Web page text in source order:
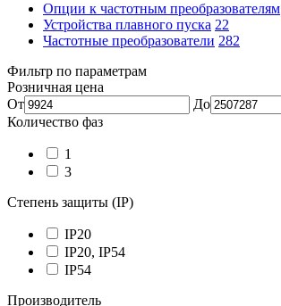
Опции к частотным преобразователям
Устройства плавного пуска 22
Частотные преобразователи 282
Фильтр по параметрам
Розничная цена
От
До
Количество фаз
1
3
Степень защиты (IP)
IP20
IP20, IP54
IP54
Производитель